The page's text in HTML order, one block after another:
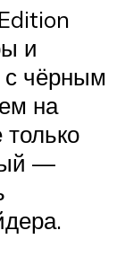
и
с чёрным
на
—